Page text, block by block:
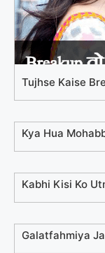
Tujhse Kaise
Kya Hua
Kabhi Kisi Ko
Galatfahmiya